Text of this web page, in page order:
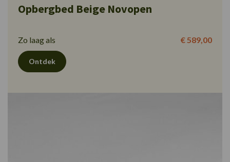
Opbergbed Beige Novopen
Zo laag als € 589,00
Ontdek